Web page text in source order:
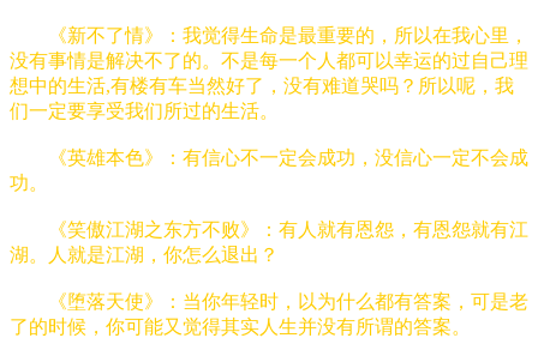
《新不了情》：我觉得生命是最重要的，所以在我心里，
没有事情是解决不了的。不是每一个人都可以幸运的过自己理
想中的生活,有楼有车当然好了，没有难道哭吗？所以呢，我
们一定要享受我们所过的生活。
《英雄本色》：有信心不一定会成功，没信心一定不会成
功。
《笑傲江湖之东方不败》：有人就有恩怨，有恩怨就有江
湖。人就是江湖，你怎么退出？
《堕落天使》：当你年轻时，以为什么都有答案，可是老
了的时候，你可能又觉得其实人生并没有所谓的答案。